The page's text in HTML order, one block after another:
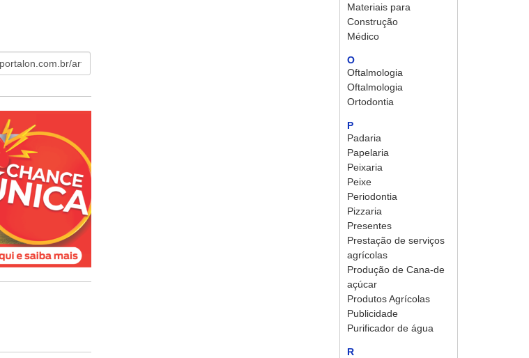
Materiais para
Construção
Médico
O
Oftalmologia
Oftalmologia
Ortodontia
P
Padaria
Papelaria
Peixaria
Peixe
Periodontia
Pizzaria
Presentes
Prestação de serviços
agrícolas
Produção de Cana-de
açúcar
Produtos Agrícolas
Publicidade
Purificador de água
R